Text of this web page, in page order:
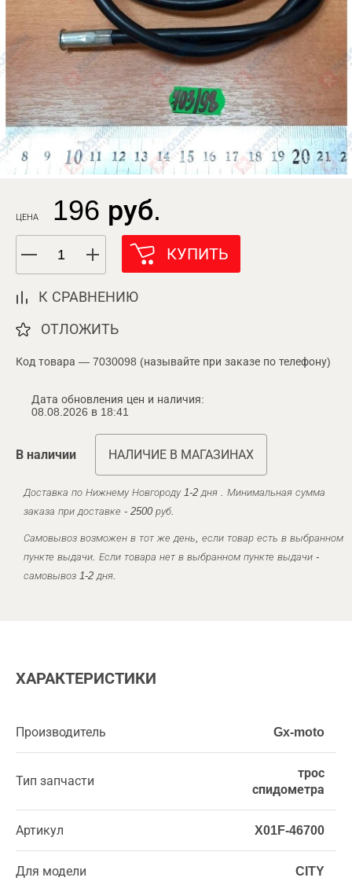
ЦЕНА 196 руб.
КУПИТЬ
К СРАВНЕНИЮ
ОТЛОЖИТЬ
Код товара — 7030098 (называйте при заказе по телефону)
Дата обновления цен и наличия:
08.08.2026 в 18:41
В наличии НАЛИЧИЕ В МАГАЗИНАХ
Доставка по Нижнему Новгороду 1-2 дня . Минимальная сумма
заказа при доставке - 2500 руб.
Самовывоз возможен в тот же день, если товар есть в выбранном
пункте выдачи. Если товара нет в выбранном пункте выдачи -
самовывоз 1-2 дня.
ХАРАКТЕРИСТИКИ
Производитель Gx-moto
Тип запчасти
трос
спидометра
Артикул X01F-46700
Для модели CITY